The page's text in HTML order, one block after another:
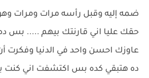
ضمه إليه وقبل رأسه مرات ومرات
حقك عليا اني قارنتك بيهم ..... بس
عاوزك احسن واحد في الدنيا وفكرت
ده هتبقي كده بس اكتشفت اني